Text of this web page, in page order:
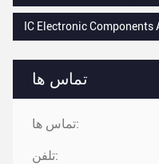
تماس ها
تماس ها:
تلفن:
IC Electronic Components